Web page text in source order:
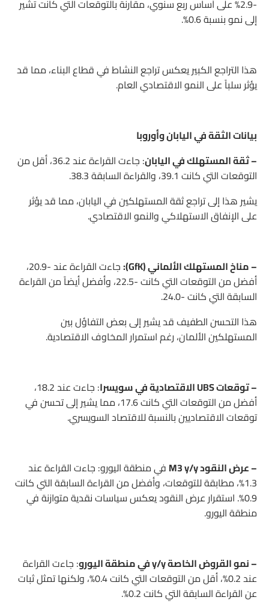
-2.9% على أساس ربع سنوي، مقارنة بالتوقعات التي كانت تشير
إلى نمو بنسبة 0.6%.
هذا التراجع الكبير يعكس تراجع النشاط في قطاع البناء، مما قد
يؤثر سلباً على النمو الاقتصادي العام.
بيانات الثقة في اليابان وأوروبا
– ثقة المستهلك في اليابان
: جاءت القراءة عند 36.2، أقل من
التوقعات التي كانت 39.1، والقراءة السابقة 38.3.
يشير هذا إلى تراجع ثقة المستهلكين في اليابان، مما قد يؤثر
على الإنفاق الاستهلاكي والنمو الاقتصادي.
– مناخ المستهلك الألماني (GfK):
جاءت القراءة عند -20.9،
أفضل من التوقعات التي كانت -22.5، وأفضل أيضاً من القراءة
السابقة التي كانت -24.0.
هذا التحسن الطفيف قد يشير إلى بعض التفاؤل بين
المستهلكين الألمان، رغم استمرار المخاوف الاقتصادية.
– توقعات UBS الاقتصادية في سويسرا
: جاءت عند 18.2،
أفضل من التوقعات التي كانت 17.6، مما يشير إلى تحسن في
توقعات الاقتصاديين بالنسبة للاقتصاد السويسري.
– عرض النقود M3 y/y
في منطقة اليورو: جاءت القراءة عند
1.3%، مطابقة للتوقعات، وأفضل من القراءة السابقة التي كانت
0.9%. استقرار عرض النقود يعكس سياسات نقدية متوازنة في
منطقة اليورو.
– نمو القروض الخاصة y/y في منطقة اليورو
: جاءت القراءة
عند 0.2%، أقل من التوقعات التي كانت 0.4%، ولكنها تمثل ثبات
عن القراءة السابقة التي كانت 0.2%.